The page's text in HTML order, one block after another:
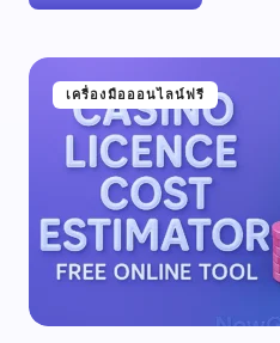
เครื่องมือออนไลน์ฟรี